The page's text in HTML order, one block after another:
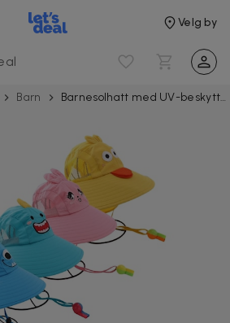
Velg by
Barn Barnesolhatt med UV-beskyttelse og Fløyte – 3–10 år